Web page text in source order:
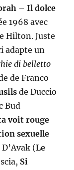
– Il dolce
1968 avec
Hilton. Juste
adapte un
di belletto
de Franco
de Duccio
Bud
voit rouge
sexuelle
(Le
Si